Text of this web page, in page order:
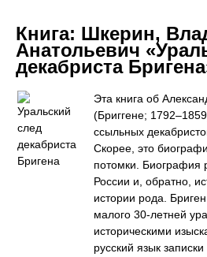
Книга: Шкерин,
Анатольевич
декабриста
Эта книга об
(Бриггене;
ссыльных
Скорее, это
потомки. Биография
России и, обратно,
истории рода.
малого 30-летней
историческими
русский язык